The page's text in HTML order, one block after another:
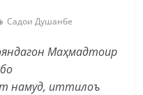
Садои Душанбе
Маҳмадтоир
намуд, иттилоъ